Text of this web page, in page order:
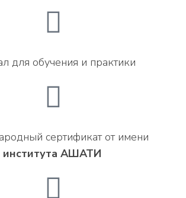
для обучения и практики
сертификат от имени
института АШАТИ